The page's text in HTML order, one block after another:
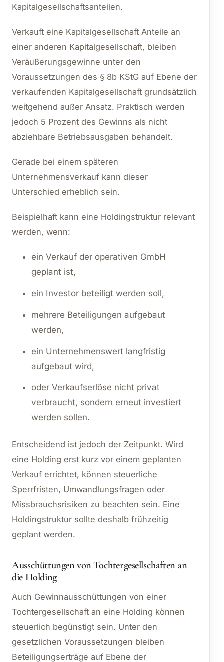
Kapitalgesellschaftsanteilen.
Verkauft eine Kapitalgesellschaft Anteile an
einer anderen Kapitalgesellschaft, bleiben
Veräußerungsgewinne unter den
Voraussetzungen des § 8b KStG auf Ebene der
verkaufenden Kapitalgesellschaft grundsätzlich
weitgehend außer Ansatz. Praktisch werden
jedoch 5 Prozent des Gewinns als nicht
abziehbare Betriebsausgaben behandelt.
Gerade bei einem späteren
Unternehmensverkauf kann dieser
Unterschied erheblich sein.
Beispielhaft kann eine Holdingstruktur relevant
werden, wenn:
ein Verkauf der operativen GmbH
geplant ist,
ein Investor beteiligt werden soll,
mehrere Beteiligungen aufgebaut
werden,
ein Unternehmenswert langfristig
aufgebaut wird,
oder Verkaufserlöse nicht privat
verbraucht, sondern erneut investiert
werden sollen.
Entscheidend ist jedoch der Zeitpunkt. Wird
eine Holding erst kurz vor einem geplanten
Verkauf errichtet, können steuerliche
Sperrfristen, Umwandlungsfragen oder
Missbrauchsrisiken zu beachten sein. Eine
Holdingstruktur sollte deshalb frühzeitig
geplant werden.
Ausschüttungen von Tochtergesellschaften an
die Holding
Auch Gewinnausschüttungen von einer
Tochtergesellschaft an eine Holding können
steuerlich begünstigt sein. Unter den
gesetzlichen Voraussetzungen bleiben
Beteiligungserträge auf Ebene der